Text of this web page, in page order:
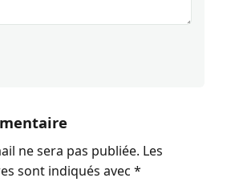
ne sera pas publiée. Les
sont indiqués avec *